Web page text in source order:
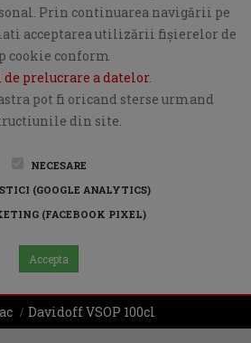
Prin continuarea navigării pe
acceptarea utilizării fişierelor de
cookie conform
prelucrare a datelor.
pot fi oricand sterse urmand
din site.
NECESARE
(GOOGLE ANALYTICS)
(FACEBOOK PIXEL)
Accepta
Davidoff VSOP 100cl